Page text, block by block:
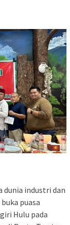
industri dan
puasa
Hulu pada